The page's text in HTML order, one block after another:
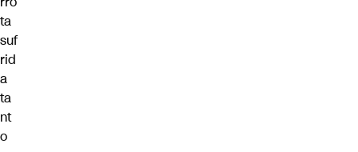
ta
suf
rid
a
ta
nt
o